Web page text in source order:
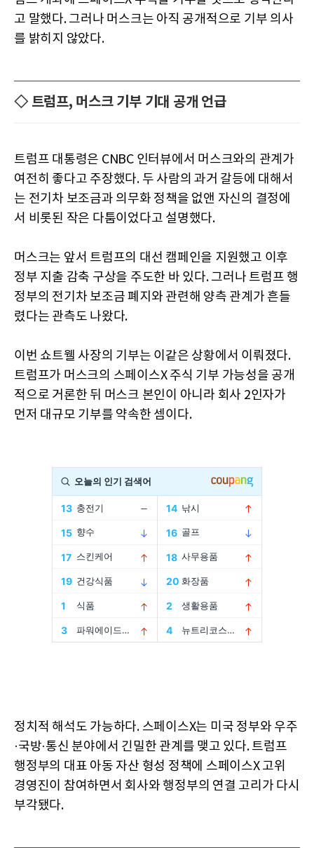
고 말했다. 그러나 머스크는 아직 공개적으로 기부 의사
를 밝히지 않았다.
◇ 트럼프, 머스크 기부 기대 공개 언급
트럼프 대통령은 CNBC 인터뷰에서 머스크와의 관계가
여전히 좋다고 주장했다. 두 사람의 과거 갈등에 대해서
는 전기차 보조금과 의무화 정책을 없앤 자신의 결정에
서 비롯된 작은 다툼이었다고 설명했다.
머스크는 앞서 트럼프의 대선 캠페인을 지원했고 이후
정부 지출 감축 구상을 주도한 바 있다. 그러나 트럼프 행
정부의 전기차 보조금 폐지와 관련해 양측 관계가 흔들
렸다는 관측도 나왔다.
이번 쇼트웰 사장의 기부는 이같은 상황에서 이뤄졌다.
트럼프가 머스크의 스페이스X 주식 기부 가능성을 공개
적으로 거론한 뒤 머스크 본인이 아니라 회사 2인자가
먼저 대규모 기부를 약속한 셈이다.
정치적 해석도 가능하다. 스페이스X는 미국 정부와 우주
·국방·통신 분야에서 긴밀한 관계를 맺고 있다. 트럼프
행정부의 대표 아동 자산 형성 정책에 스페이스X 고위
경영진이 참여하면서 회사와 행정부의 연결 고리가 다시
부각됐다.